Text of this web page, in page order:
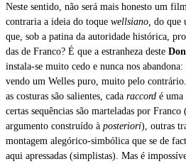
Neste sentido, não será mais honesto um
contraria a ideia do toque wellsiano, do que
que, sob a patina da autoridade histórica,
das de Franco? É que a estranheza deste
instala-se muito cedo e nunca nos
vendo um Welles puro, muito pelo
as costuras são salientes, cada raccord é uma
certas sequências são marteladas por
argumento construído à posteriori), outras
montagem alegórico-simbólica que se de
aqui apressadas (simplistas). Mas é